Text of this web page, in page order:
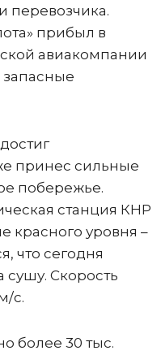
перевозчика.
прибыл в
авиакомпании
принес сильные
побережье.
станция КНР
красного уровня –
что сегодня
сушу. Скорость
с.
более 30 тыс.